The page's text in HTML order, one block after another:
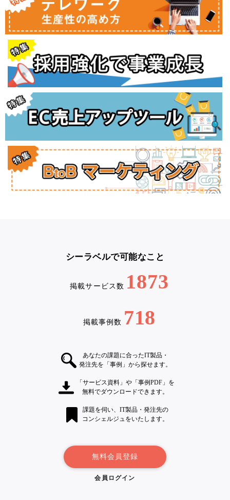
シーラベルで可能なこと
掲載サービス数 1873
掲載事例数 718
あなたの課題に合ったIT製品・
発注先を「事例」から探せます。
「サービス資料」や「事例PDF」を
無料でダウンロードできます。
課題を伺い、IT製品・発注先の
コンシェルジュをいたします。
無料会員登録
会員ログイン